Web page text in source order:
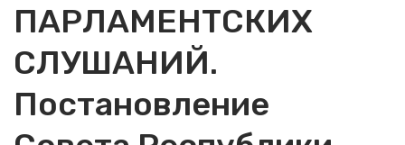
ПАРЛАМЕНТСКИХ
СЛУШАНИЙ.
Постановление